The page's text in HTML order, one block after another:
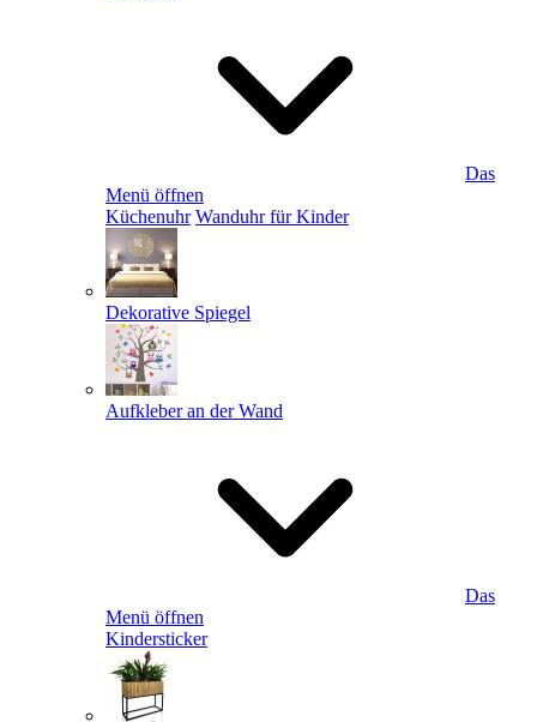
Das
Menü öffnen
Küchenuhr Wanduhr für Kinder
Dekorative Spiegel
Aufkleber an der Wand
Das
Menü öffnen
Kindersticker